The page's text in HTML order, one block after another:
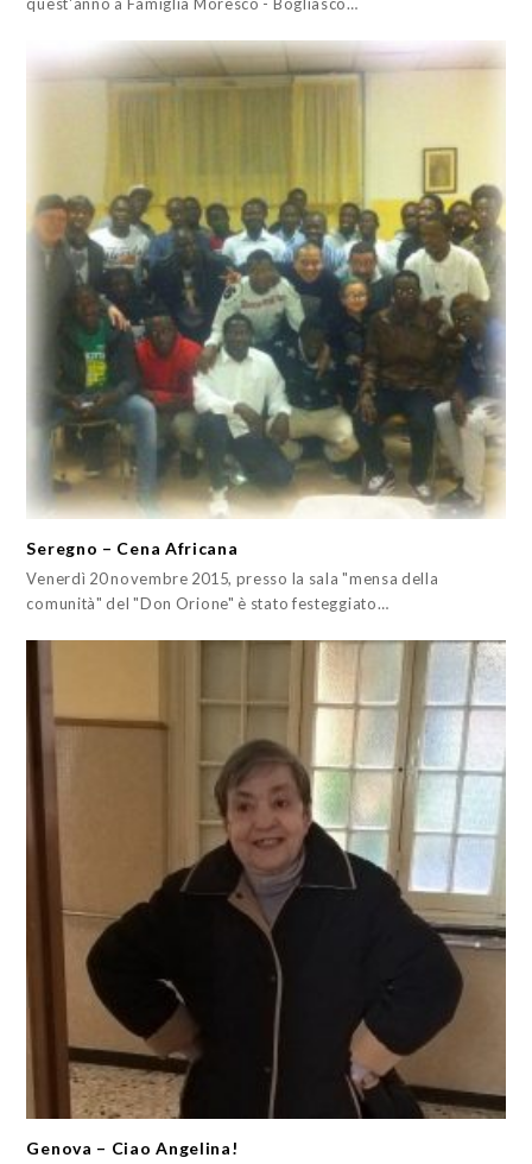
Seregno – Cena Africana
Venerdì 20 novembre 2015, presso la sala "mensa della
comunità" del "Don Orione" è stato festeggiato…
Genova – Ciao Angelina!